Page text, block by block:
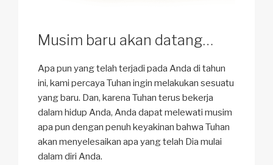
Musim baru akan datang…
Apa pun yang telah terjadi pada Anda di tahun
ini, kami percaya Tuhan ingin melakukan sesuatu
yang baru. Dan, karena Tuhan terus bekerja
dalam hidup Anda, Anda dapat melewati musim
apa pun dengan penuh keyakinan bahwa Tuhan
akan menyelesaikan apa yang telah Dia mulai
dalam diri Anda.